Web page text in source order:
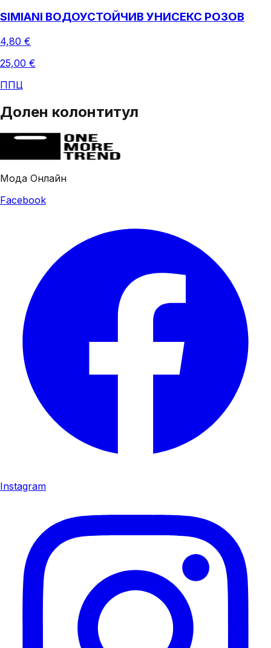
SIMIANI ВОДОУСТОЙЧИВ УНИСЕКС РОЗОВ
4,80 €
25,00 €
ППЦ
Долен колонтитул
Мода Онлайн
Facebook
Instagram